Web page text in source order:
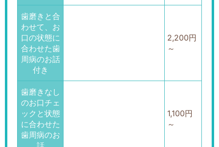
歯磨きと合
わせて、お
口の状態に
合わせた歯
周病のお話
付き
2,200円
～
歯磨きなし
のお口チェ
ックと状態
に合わせた
歯周病のお
1,100円
～